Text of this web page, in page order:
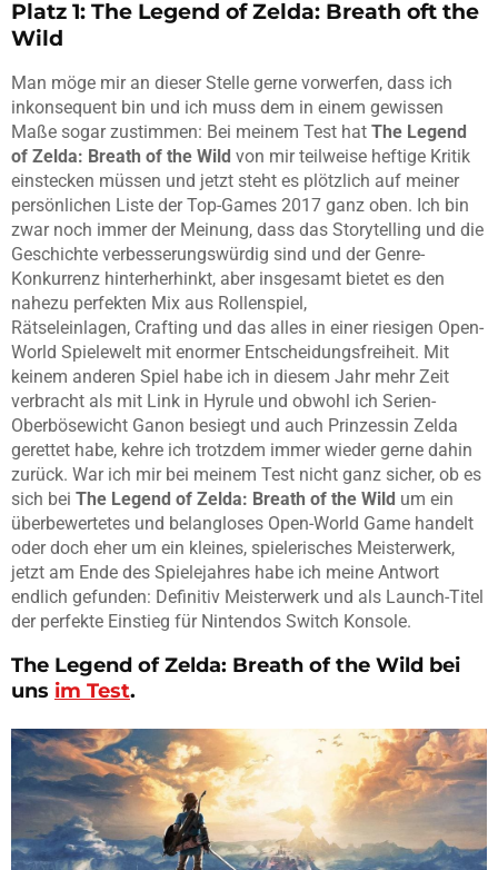
Platz 1: The Legend of Zelda: Breath oft the
Wild
Man möge mir an dieser Stelle gerne vorwerfen, dass ich
inkonsequent bin und ich muss dem in einem gewissen
Maße sogar zustimmen: Bei meinem Test hat The Legend
of Zelda: Breath of the Wild von mir teilweise heftige Kritik
einstecken müssen und jetzt steht es plötzlich auf meiner
persönlichen Liste der Top-Games 2017 ganz oben. Ich bin
zwar noch immer der Meinung, dass das Storytelling und die
Geschichte verbesserungswürdig sind und der Genre-
Konkurrenz hinterherhinkt, aber insgesamt bietet es den
nahezu perfekten Mix aus Rollenspiel,
Rätseleinlagen, Crafting und das alles in einer riesigen Open-
World Spielewelt mit enormer Entscheidungsfreiheit. Mit
keinem anderen Spiel habe ich in diesem Jahr mehr Zeit
verbracht als mit Link in Hyrule und obwohl ich Serien-
Oberbösewicht Ganon besiegt und auch Prinzessin Zelda
gerettet habe, kehre ich trotzdem immer wieder gerne dahin
zurück. War ich mir bei meinem Test nicht ganz sicher, ob es
sich bei The Legend of Zelda: Breath of the Wild um ein
überbewertetes und belangloses Open-World Game handelt
oder doch eher um ein kleines, spielerisches Meisterwerk,
jetzt am Ende des Spielejahres habe ich meine Antwort
endlich gefunden: Definitiv Meisterwerk und als Launch-Titel
der perfekte Einstieg für Nintendos Switch Konsole.
The Legend of Zelda: Breath of the Wild bei
uns im Test.